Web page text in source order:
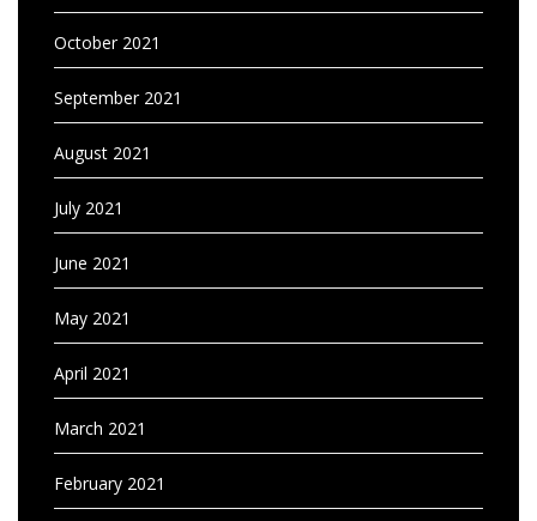
October 2021
September 2021
August 2021
July 2021
June 2021
May 2021
April 2021
March 2021
February 2021